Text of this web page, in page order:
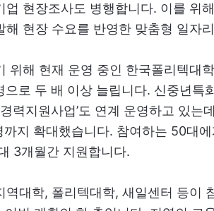
현장조사도 병행합니다. 이를 위
해 현장 수요를 반영한 맞춤형 일자
위해 현재 운영 중인 한국폴리텍대
으로 두 배 이상 늘립니다. 신중년특
력지원사업’도 연계 운영하고 있는
지 확대했습니다. 참여하는 50대
3개월간 지원합니다.
대학, 폴리텍대학, 새일센터 등이